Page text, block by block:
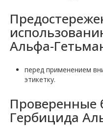
Альфа-
перед применением
этикетку.
Проверенные
Гербицида